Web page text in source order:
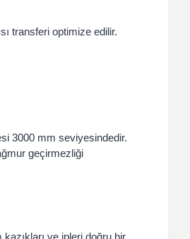
transferi optimize edilir.
3000 mm seviyesindedir.
geçirmezliği
ve ipleri doğru bir